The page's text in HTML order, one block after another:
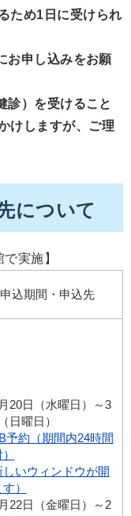
ため1日に受けられ
お申し込みをお願
診）を受けること
けしますが、ご理
について
実施】
申込期間・申込先
20日（水曜日）～3
日曜日）
予約（期間内24時間
しいウィンドウが開
）
22日（金曜日）～2